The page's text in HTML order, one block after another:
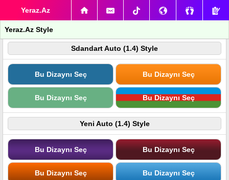
Yeraz.Az
Yeraz.Az Style
Sdandart Auto (1.4) Style
Bu Dizaynı Seç Bu Dizaynı Seç
Bu Dizaynı Seç Bu Dizaynı Seç
Yeni Auto (1.4) Style
Bu Dizaynı Seç Bu Dizaynı Seç
Bu Dizaynı Seç Bu Dizaynı Seç